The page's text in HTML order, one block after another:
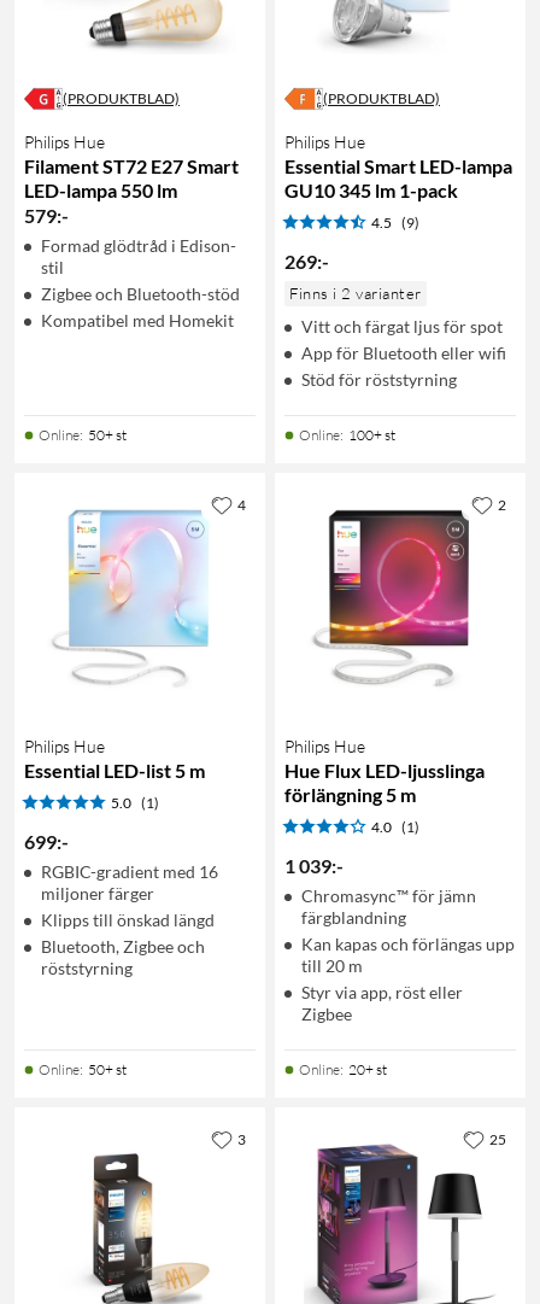
(PRODUKTBLAD)
Philips Hue
Filament ST72 E27 Smart
LED-lampa 550 lm
579:-
Formad glödtråd i Edison-
stil
Zigbee och Bluetooth-stöd
Kompatibel med Homekit
Online: 50+ st
(PRODUKTBLAD)
Philips Hue
Essential Smart LED-lampa
GU10 345 lm 1-pack
4.5 (9)
269:-
Finns i 2 varianter
Vitt och färgat ljus för spot
App för Bluetooth eller wifi
Stöd för röststyrning
Online: 100+ st
Philips Hue
Essential LED-list 5 m
5.0 (1)
699:-
RGBIC-gradient med 16
miljoner färger
Klipps till önskad längd
Bluetooth, Zigbee och
röststyrning
Online: 50+ st
4
Philips Hue
Hue Flux LED-ljusslinga
förlängning 5 m
4.0 (1)
1 039:-
Chromasync™ för jämn
färgblandning
Kan kapas och förlängas upp
till 20 m
Styr via app, röst eller
Zigbee
Online: 20+ st
2
3 25